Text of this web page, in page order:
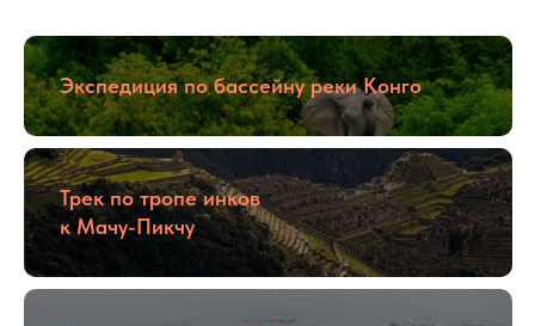
Экспедиция по бассейну реки Конго
Трек по тропе инков
к Мачу-Пикчу